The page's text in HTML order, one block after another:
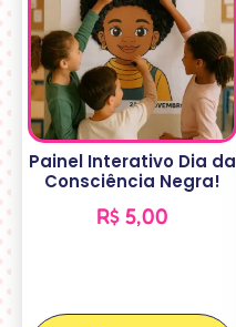
Painel Interativo Dia da
Consciência Negra!
R$ 5,00